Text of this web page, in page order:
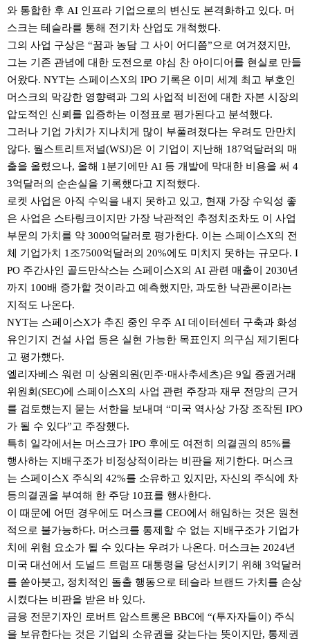
와 통합한 후 AI 인프라 기업으로의 변신도 본격화하고 있다. 머
스크는 테슬라를 통해 전기차 산업도 개척했다.
그의 사업 구상은 “꿈과 농담 그 사이 어디쯤”으로 여겨졌지만,
그는 기존 관념에 대한 도전으로 야심 찬 아이디어를 현실로 만들
어왔다. NYT는 스페이스X의 IPO 기록은 이미 세계 최고 부호인
머스크의 막강한 영향력과 그의 사업적 비전에 대한 자본 시장의
압도적인 신뢰를 입증하는 이정표로 평가된다고 분석했다.
그러나 기업 가치가 지나치게 많이 부풀려졌다는 우려도 만만치
않다. 월스트리트저널(WSJ)은 이 기업이 지난해 187억달러의 매
출을 올렸으나, 올해 1분기에만 AI 등 개발에 막대한 비용을 써 4
3억달러의 순손실을 기록했다고 지적했다.
로켓 사업은 아직 수익을 내지 못하고 있고, 현재 가장 수익성 좋
은 사업은 스타링크이지만 가장 낙관적인 추정치조차도 이 사업
부문의 가치를 약 3000억달러로 평가한다. 이는 스페이스X의 전
체 기업가치 1조7500억달러의 20%에도 미치지 못하는 규모다. I
PO 주간사인 골드만삭스는 스페이스X의 AI 관련 매출이 2030년
까지 100배 증가할 것이라고 예측했지만, 과도한 낙관론이라는
지적도 나온다.
NYT는 스페이스X가 추진 중인 우주 AI 데이터센터 구축과 화성
유인기지 건설 사업 등은 실현 가능한 목표인지 의구심 제기된다
고 평가했다.
엘리자베스 워런 미 상원의원(민주·매사추세츠)은 9일 증권거래
위원회(SEC)에 스페이스X의 사업 관련 주장과 재무 전망의 근거
를 검토했는지 묻는 서한을 보내며 “미국 역사상 가장 조작된 IPO
가 될 수 있다”고 주장했다.
특히 일각에서는 머스크가 IPO 후에도 여전히 의결권의 85%를
행사하는 지배구조가 비정상적이라는 비판을 제기한다. 머스크
는 스페이스X 주식의 42%를 소유하고 있지만, 자신의 주식에 차
등의결권을 부여해 한 주당 10표를 행사한다.
이 때문에 어떤 경우에도 머스크를 CEO에서 해임하는 것은 원천
적으로 불가능하다. 머스크를 통제할 수 없는 지배구조가 기업가
치에 위험 요소가 될 수 있다는 우려가 나온다. 머스크는 2024년
미국 대선에서 도널드 트럼프 대통령을 당선시키기 위해 3억달러
를 쏟아붓고, 정치적인 돌출 행동으로 테슬라 브랜드 가치를 손상
시켰다는 비판을 받은 바 있다.
금융 전문기자인 로버트 암스트롱은 BBC에 “(투자자들이) 주식
을 보유한다는 것은 기업의 소유권을 갖는다는 뜻이지만, 통제권